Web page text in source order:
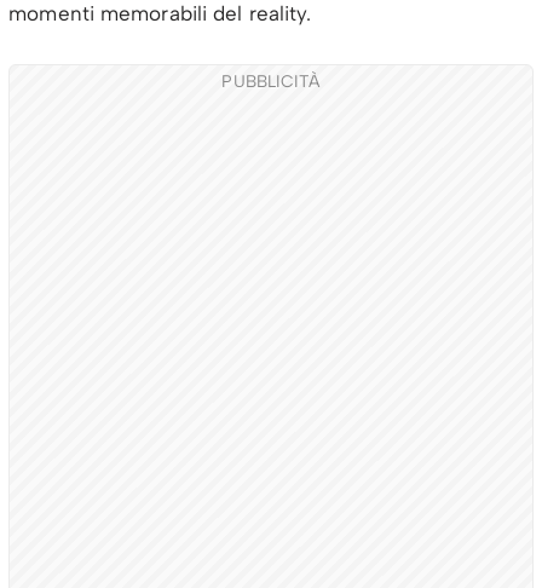
momenti memorabili del reality.
PUBBLICITÀ